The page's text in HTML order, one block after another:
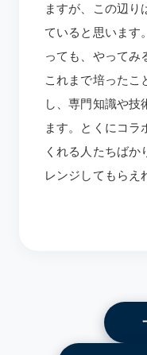
ますが、この辺り
ていると思います
っても、やってみ
これまで培ったこ
し、専門知識や技
ます。とくにコラ
くれる人たちばか
レンジしてもらえ